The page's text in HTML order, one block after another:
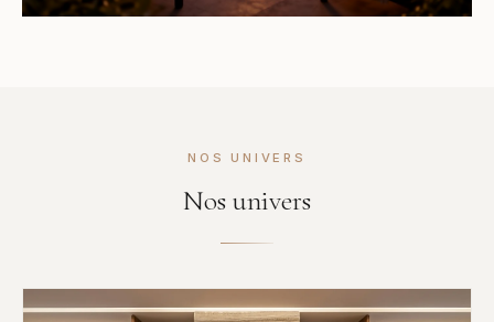
NOS UNIVERS
Nos univers